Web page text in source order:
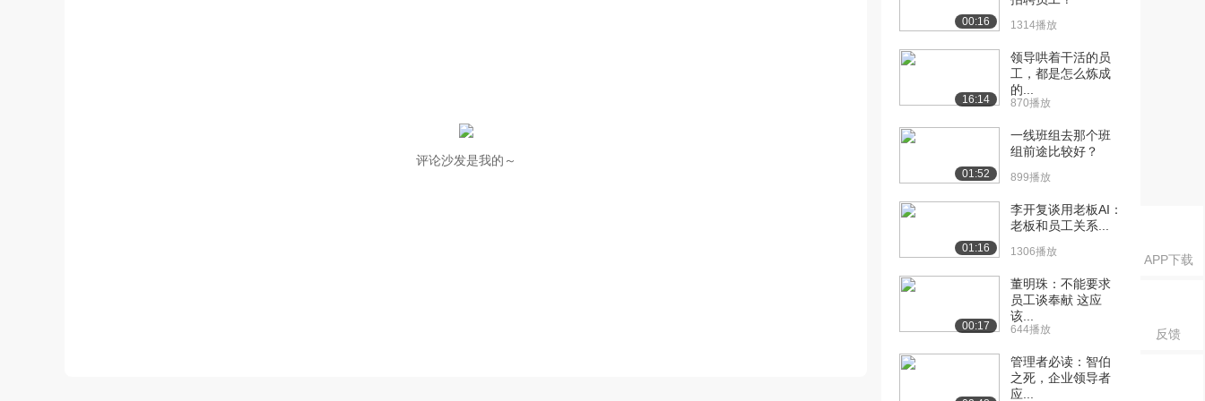
APP下载
反馈
评论沙发是我的～
00:16 1314播放
16:14
领导哄着干活的员
工，都是怎么炼成
的...
870播放
01:52
一线班组去那个班
组前途比较好？
899播放
01:16
李开复谈用老板AI：
老板和员工关系...
1306播放
00:17
董明珠：不能要求
员工谈奉献 这应
该...
644播放
管理者必读：智伯
之死，企业领导者
应...